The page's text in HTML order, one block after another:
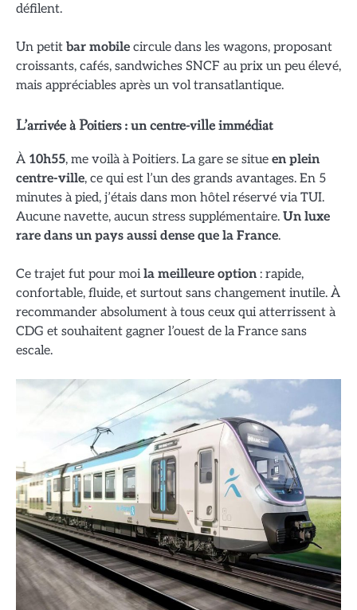
défilent.
Un petit bar mobile circule dans les wagons, proposant
croissants, cafés, sandwiches SNCF au prix un peu élevé,
mais appréciables après un vol transatlantique.
L’arrivée à Poitiers : un centre-ville immédiat
À 10h55, me voilà à Poitiers. La gare se situe en plein
centre-ville, ce qui est l’un des grands avantages. En 5
minutes à pied, j’étais dans mon hôtel réservé via TUI.
Aucune navette, aucun stress supplémentaire. Un luxe
rare dans un pays aussi dense que la France.
Ce trajet fut pour moila meilleure option : rapide,
confortable, fluide, et surtout sans changement inutile. À
recommander absolument à tous ceux qui atterrissent à
CDG et souhaitent gagner l’ouest de la France sans
escale.